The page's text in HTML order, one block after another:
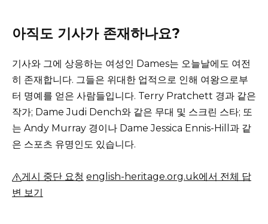
아직도 기사가 존재하나요?
기사와 그에 상응하는 여성인 Dames는 오늘날에도 여전
히 존재합니다. 그들은 위대한 업적으로 인해 여왕으로부
터 명예를 얻은 사람들입니다. Terry Pratchett 경과 같은
작가; Dame Judi Dench와 같은 무대 및 스크린 스타; 또
는 Andy Murray 경이나 Dame Jessica Ennis-Hill과 같
은 스포츠 유명인도 있습니다.
게시 중단 요청 english-heritage.org.uk에서 전체 답
변 보기